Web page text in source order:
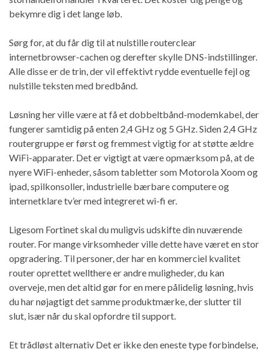
bekymre dig i det lange løb.
Sørg for, at du får dig til at nulstille routerclear
internetbrowser-cachen og derefter skylle DNS-indstillinger.
Alle disse er de trin, der vil effektivt rydde eventuelle fejl og
nulstille teksten med bredbånd.
Løsning her ville være at få et dobbeltbånd-modemkabel, der
fungerer samtidig på enten 2,4 GHz og 5 GHz. Siden 2,4 GHz
routergruppe er først og fremmest vigtig for at støtte ældre
WiFi-apparater. Det er vigtigt at være opmærksom på, at de
nyere WiFi-enheder, såsom tabletter som Motorola Xoom og
ipad, spilkonsoller, industrielle bærbare computere og
internetklare tv’er med integreret wi-fi er.
Ligesom Fortinet skal du muligvis udskifte din nuværende
router. For mange virksomheder ville dette have været en stor
opgradering. Til personer, der har en kommerciel kvalitet
router oprettet wellthere er andre muligheder, du kan
overveje, men det altid gør for en mere pålidelig løsning, hvis
du har nøjagtigt det samme produktmærke, der slutter til
slut, især når du skal opfordre til support.
Et trådløst alternativ Det er ikke den eneste type forbindelse,